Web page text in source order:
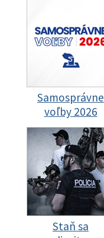
Samosprávne
voľby 2026
Staň sa